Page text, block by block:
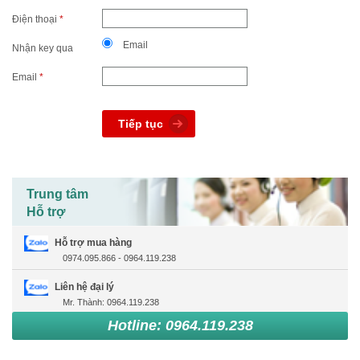
Điện thoại *
Nhận key qua Email
Email *
Trung tâm
Hỗ trợ
Hỗ trợ mua hàng
0974.095.866 - 0964.119.238
Liên hệ đại lý
Mr. Thành: 0964.119.238
Hotline: 0964.119.238